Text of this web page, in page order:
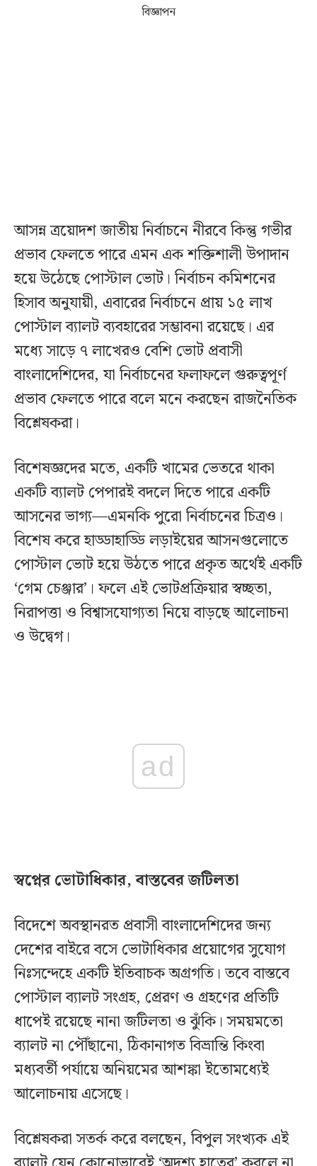
বিজ্ঞাপন
আসন্ন ত্রয়োদশ জাতীয় নির্বাচনে নীরবে কিন্তু গভীর
প্রভাব ফেলতে পারে এমন এক শক্তিশালী উপাদান
হয়ে উঠেছে পোস্টাল ভোট। নির্বাচন কমিশনের
হিসাব অনুযায়ী, এবারের নির্বাচনে প্রায় ১৫ লাখ
পোস্টাল ব্যালট ব্যবহারের সম্ভাবনা রয়েছে। এর
মধ্যে সাড়ে ৭ লাখেরও বেশি ভোট প্রবাসী
বাংলাদেশিদের, যা নির্বাচনের ফলাফলে গুরুত্বপূর্ণ
প্রভাব ফেলতে পারে বলে মনে করছেন রাজনৈতিক
বিশ্লেষকরা।
বিশেষজ্ঞদের মতে, একটি খামের ভেতরে থাকা
একটি ব্যালট পেপারই বদলে দিতে পারে একটি
আসনের ভাগ্য—এমনকি পুরো নির্বাচনের চিত্রও।
বিশেষ করে হাড্ডাহাড্ডি লড়াইয়ের আসনগুলোতে
পোস্টাল ভোট হয়ে উঠতে পারে প্রকৃত অর্থেই একটি
‘গেম চেঞ্জার’। ফলে এই ভোটপ্রক্রিয়ার স্বচ্ছতা,
নিরাপত্তা ও বিশ্বাসযোগ্যতা নিয়ে বাড়ছে আলোচনা
ও উদ্বেগ।
ad
স্বপ্নের ভোটাধিকার, বাস্তবের জটিলতা
বিদেশে অবস্থানরত প্রবাসী বাংলাদেশিদের জন্য
দেশের বাইরে বসে ভোটাধিকার প্রয়োগের সুযোগ
নিঃসন্দেহে একটি ইতিবাচক অগ্রগতি। তবে বাস্তবে
পোস্টাল ব্যালট সংগ্রহ, প্রেরণ ও গ্রহণের প্রতিটি
ধাপেই রয়েছে নানা জটিলতা ও ঝুঁকি। সময়মতো
ব্যালট না পৌঁছানো, ঠিকানাগত বিভ্রান্তি কিংবা
মধ্যবর্তী পর্যায়ে অনিয়মের আশঙ্কা ইতোমধ্যেই
আলোচনায় এসেছে।
বিশ্লেষকরা সতর্ক করে বলছেন, বিপুল সংখ্যক এই